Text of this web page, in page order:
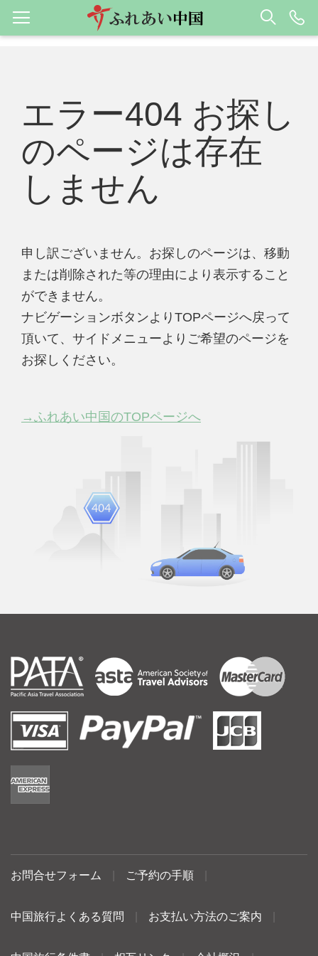
エラー404 お探し
のページは存在
しません
申し訳ございません。お探しのページは、移動
または削除された等の理由により表示すること
ができません。
ナビゲーションボタンよりTOPページへ戻って
頂いて、サイドメニューよりご希望のページを
お探しください。
→ふれあい中国のTOPページへ
お問合せフォーム ご予約の手順
中国旅行よくある質問 お支払い方法のご案内